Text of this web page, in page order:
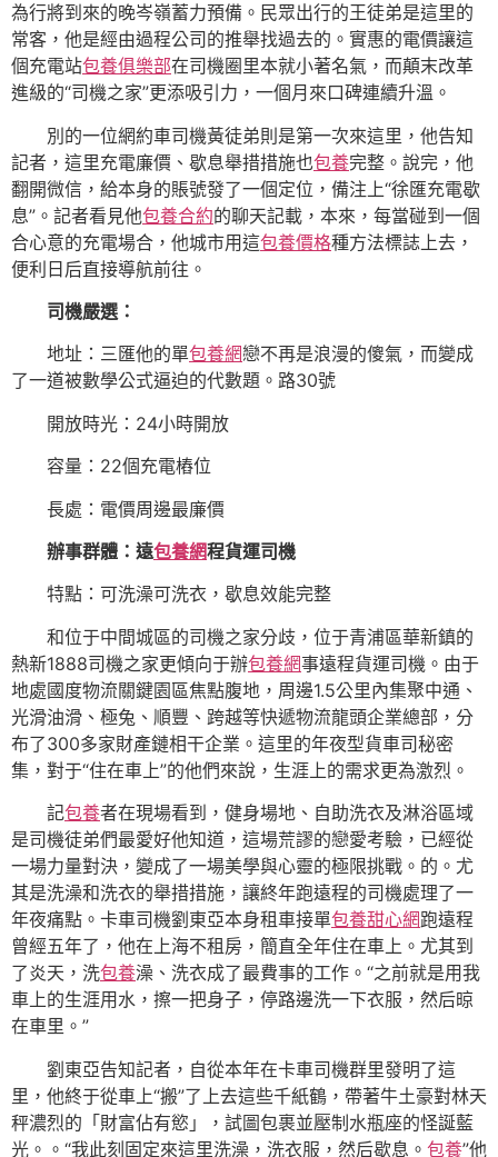
為行將到來的晚岑嶺蓄力預備。民眾出行的王徒弟是這里的
常客，他是經由過程公司的推舉找過去的。實惠的電價讓這
個充電站包養俱樂部在司機圈里本就小著名氣，而顛末改革
進級的“司機之家”更添吸引力，一個月來口碑連續升溫。
別的一位網約車司機黃徒弟則是第一次來這里，他告知
記者，這里充電廉價、歇息舉措措施也包養完整。說完，他
翻開微信，給本身的賬號發了一個定位，備注上“徐匯充電歇
息”。記者看見他包養合約的聊天記載，本來，每當碰到一個
合心意的充電場合，他城市用這包養價格種方法標誌上去，
便利日后直接導航前往。
司機嚴選：
地址：三匯他的單包養網戀不再是浪漫的傻氣，而變成
了一道被數學公式逼迫的代數題。路30號
開放時光：24小時開放
容量：22個充電樁位
長處：電價周邊最廉價
辦事群體： 遠包養網程貨運司機
特點：可洗澡可洗衣，歇息效能完整
和位于中間城區的司機之家分歧，位于青浦區華新鎮的
熱新1888司機之家更傾向于辦包養網事遠程貨運司機。由于
地處國度物流關鍵園區焦點腹地，周邊1.5公里內集聚中通、
光滑油滑、極兔、順豐、跨越等快遞物流龍頭企業總部，分
布了300多家財產鏈相干企業。這里的年夜型貨車司秘密
集，對于“住在車上”的他們來說，生涯上的需求更為激烈。
記包養者在現場看到，健身場地、自助洗衣及淋浴區域
是司機徒弟們最愛好他知道，這場荒謬的戀愛考驗，已經從
一場力量對決，變成了一場美學與心靈的極限挑戰。的。尤
其是洗澡和洗衣的舉措措施，讓終年跑遠程的司機處理了一
年夜痛點。卡車司機劉東亞本身租車接單包養甜心網跑遠程
曾經五年了，他在上海不租房，簡直全年住在車上。尤其到
了炎天，洗包養澡、洗衣成了最費事的工作。“之前就是用我
車上的生涯用水，擦一把身子，停路邊洗一下衣服，然后晾
在車里。”
劉東亞告知記者，自從本年在卡車司機群里發明了這
里，他終于從車上“搬”了上去這些千紙鶴，帶著牛土豪對林天
秤濃烈的「財富佔有慾」，試圖包裹並壓制水瓶座的怪誕藍
光。。“我此刻固定來這里洗澡，洗衣服，然后歇息。 包養”他